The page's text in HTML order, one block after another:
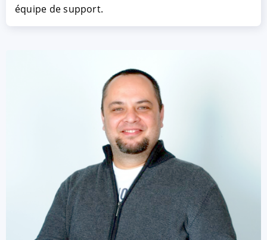
équipe de support.